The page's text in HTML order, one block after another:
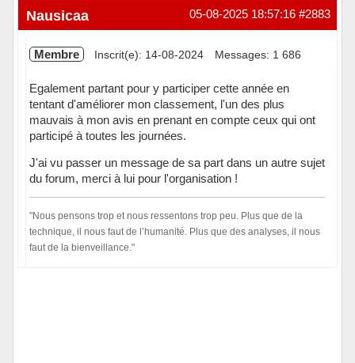
#2883
05-08-2025 18:57:16
Nausicaa
Membre Inscrit(e): 14-08-2024 Messages: 1 686
Egalement partant pour y participer cette année en
tentant d'améliorer mon classement, l'un des plus
mauvais à mon avis en prenant en compte ceux qui ont
participé à toutes les journées.
J'ai vu passer un message de sa part dans un autre sujet
du forum, merci à lui pour l'organisation !
"Nous pensons trop et nous ressentons trop peu. Plus que de la
technique, il nous faut de l’humanité. Plus que des analyses, il nous
faut de la bienveillance."